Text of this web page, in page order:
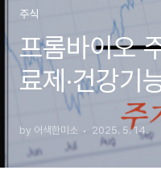
주식
프롬바이오
료제·건강기
주 신고가
석 (2025년
by 어색한미소 2025. 5. 14.